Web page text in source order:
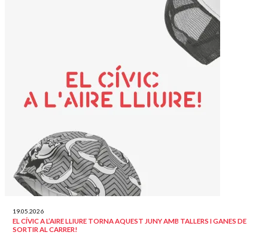
19.05.2026
EL CÍVIC A L’AIRE LLIURE TORNA AQUEST JUNY AMB TALLERS I GANES DE
SORTIR AL CARRER!